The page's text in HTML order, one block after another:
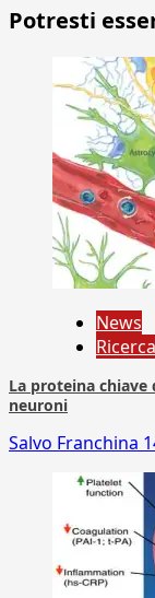
Potresti
News
Ricerca
La proteina chiave
neuroni
Salvo Franchina